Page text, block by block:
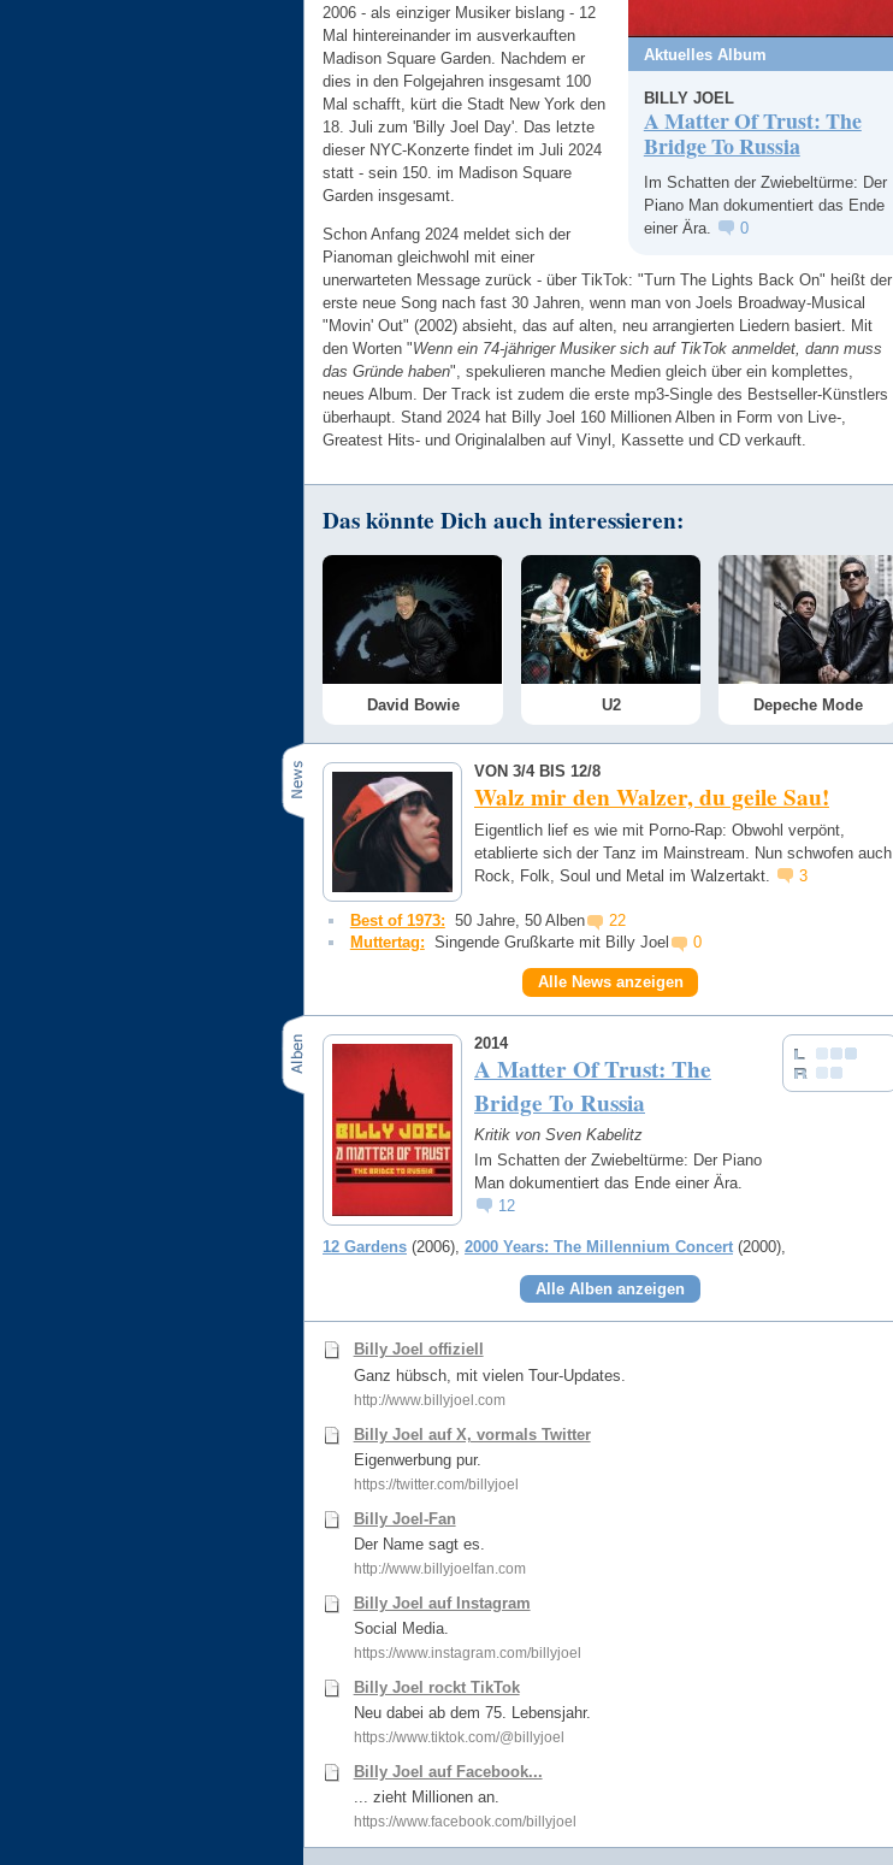
Aktuelles Album
BILLY JOEL
A Matter Of Trust: The
Bridge To Russia
Im Schatten der Zwiebeltürme: Der
Piano Man dokumentiert das Ende
einer Ära.
0
2006 - als einziger Musiker bislang - 12
Mal hintereinander im ausverkauften
Madison Square Garden. Nachdem er
dies in den Folgejahren insgesamt 100
Mal schafft, kürt die Stadt New York den
18. Juli zum 'Billy Joel Day'. Das letzte
dieser NYC-Konzerte findet im Juli 2024
statt - sein 150. im Madison Square
Garden insgesamt.
Schon Anfang 2024 meldet sich der
Pianoman gleichwohl mit einer
unerwarteten Message zurück - über TikTok: "Turn The Lights Back On" heißt der
erste neue Song nach fast 30 Jahren, wenn man von Joels Broadway-Musical
"Movin' Out" (2002) absieht, das auf alten, neu arrangierten Liedern basiert. Mit
den Worten "Wenn ein 74-jähriger Musiker sich auf TikTok anmeldet, dann muss
das Gründe haben", spekulieren manche Medien gleich über ein komplettes,
neues Album. Der Track ist zudem die erste mp3-Single des Bestseller-Künstlers
überhaupt. Stand 2024 hat Billy Joel 160 Millionen Alben in Form von Live-,
Greatest Hits- und Originalalben auf Vinyl, Kassette und CD verkauft.
Das könnte Dich auch interessieren:
David Bowie U2 Depeche Mode
VON 3/4 BIS 12/8
Walz mir den Walzer, du geile Sau!
Eigentlich lief es wie mit Porno-Rap: Obwohl verpönt,
etablierte sich der Tanz im Mainstream. Nun schwofen auch
Rock, Folk, Soul und Metal im Walzertakt.
3
Best of 1973: 50 Jahre, 50 Alben
22
Muttertag: Singende Grußkarte mit Billy Joel 0
Alle News anzeigen
2014
A Matter Of Trust: The
Bridge To Russia
Kritik von Sven Kabelitz
Im Schatten der Zwiebeltürme: Der Piano
Man dokumentiert das Ende einer Ära.
12
12 Gardens (2006) 2000 Years: The Millennium Concert (2000)
Alle Alben anzeigen
Billy Joel offiziell
Ganz hübsch, mit vielen Tour-Updates.
http://www.billyjoel.com
Billy Joel auf X, vormals Twitter
Eigenwerbung pur.
https://twitter.com/billyjoel
Billy Joel-Fan
Der Name sagt es.
http://www.billyjoelfan.com
Billy Joel auf Instagram
Social Media.
https://www.instagram.com/billyjoel
Billy Joel rockt TikTok
Neu dabei ab dem 75. Lebensjahr.
https://www.tiktok.com/@billyjoel
Billy Joel auf Facebook...
... zieht Millionen an.
https://www.facebook.com/billyjoel